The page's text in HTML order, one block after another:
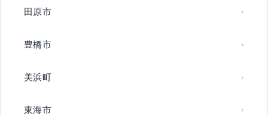
田原市
豊橋市
美浜町
東海市